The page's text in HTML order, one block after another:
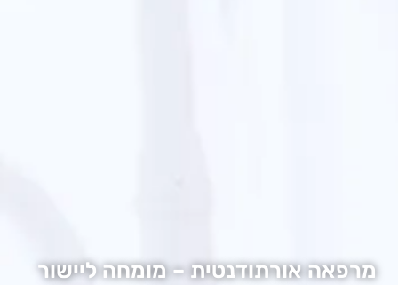
מרפאה אורתודנטית – מומחה ליישור